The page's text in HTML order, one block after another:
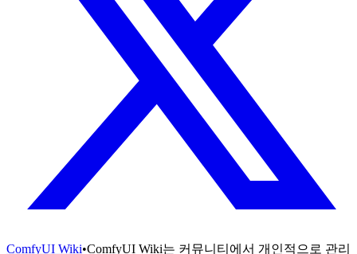
ComfyUI Wiki•ComfyUI Wiki는 커뮤니티에서 개인적으로 관리